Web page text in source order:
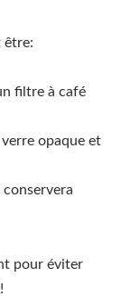
être:
filtre à café
opaque et
conservera
pour éviter